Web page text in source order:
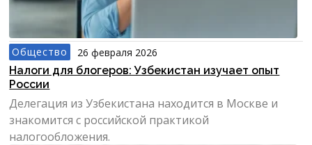
Общество
26 февраля 2026
Налоги для блогеров: Узбекистан изучает опыт
России
Делегация из Узбекистана находится в Москве и
знакомится с российской практикой
налогообложения.